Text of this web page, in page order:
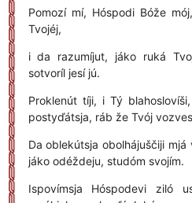
Pomozí mí, Hóspodi Bóže
Tvojéj,
i da razumíjut, jáko ruká
sotvoríl jesí jú.
Proklenút tíji, i Tý
postyďátsja, ráb že Tvój
Da oblekútsja obolhájuščiji
jáko odéždeju, studóm svojím.
Ispovímsja Hóspodevi ziló